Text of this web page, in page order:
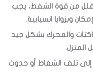
من قوة الشفط، يجب
وبزوايا انسيابية.
والمحرك بشكل جيد
المنزل.
إلى تلف الشفاط أو حدوث